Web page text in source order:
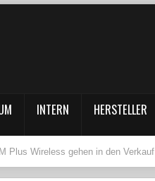
INTERN HERSTELLER
Plus Wireless gehen in den Verkauf